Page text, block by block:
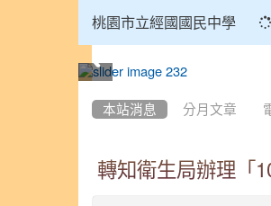
桃園市立經國國民中學
本站消息 分月文章
轉知衛生局辦理「